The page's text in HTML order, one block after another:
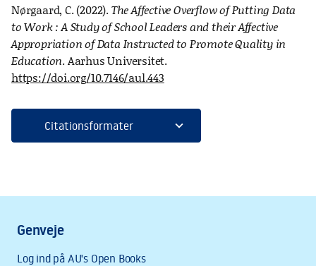
Nørgaard, C. (2022).The Affective Overflow of Putting Data
to Work : A Study of School Leaders and their Affective
Appropriation of Data Instructed to Promote Quality in
Education. Aarhus Universitet.
https://doi.org/10.7146/aul.443
Citationsformater expand_more